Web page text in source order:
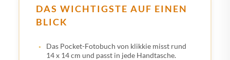
DAS WICHTIGSTE AUF EINEN
BLICK
Das Pocket-Fotobuch von klikkie misst rund
14 x 14 cm und passt in jede Handtasche.